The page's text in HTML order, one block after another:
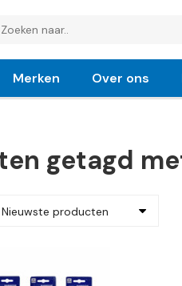
Merken Over ons
getagd
Nieuwste producten